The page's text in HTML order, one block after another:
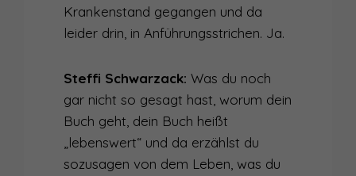
Krankenstand gegangen und da
leider drin, in Anführungsstrichen. Ja.
Steffi Schwarzack: Was du noch
gar nicht so gesagt hast, worum dein
Buch geht, dein Buch heißt
„lebenswert“ und da erzählst du
sozusagen von dem Leben, was du